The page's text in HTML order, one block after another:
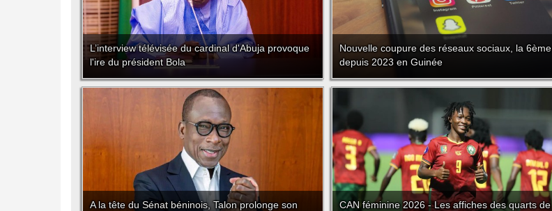
L’interview télévisée du cardinal d'Abuja provoque
l'ire du président Bola
Nouvelle coupure des réseaux sociaux, la 6ème
depuis 2023 en Guinée
A la tête du Sénat béninois, Talon prolonge son
CAN féminine 2026 - Les affiches des quarts de